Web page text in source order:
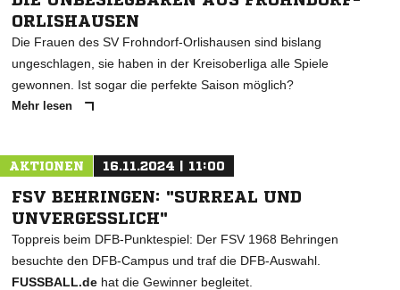
ORLISHAUSEN
Die Frauen des SV Frohndorf-Orlishausen sind bislang
ungeschlagen, sie haben in der Kreisoberliga alle Spiele
gewonnen. Ist sogar die perfekte Saison möglich?
Mehr lesen
AKTIONEN 16.11.2024 | 11:00
FSV BEHRINGEN: "SURREAL UND
UNVERGESSLICH"
Toppreis beim DFB-Punktespiel: Der FSV 1968 Behringen
besuchte den DFB-Campus und traf die DFB-Auswahl.
FUSSBALL.de hat die Gewinner begleitet.